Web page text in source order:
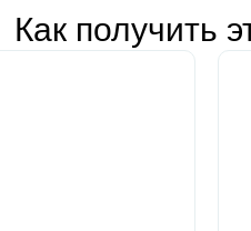
Как получить